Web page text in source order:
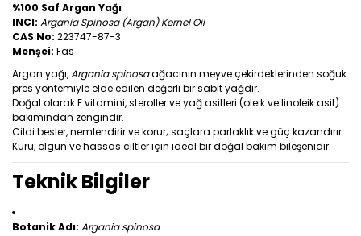
%100 Saf Argan Yağı
INCI: Argania Spinosa (Argan) Kernel Oil
CAS No: 223747-87-3
Menşei: Fas
Argan yağı,Argania spinosaağacının meyve çekirdeklerinden soğuk
pres yöntemiyle elde edilen değerli bir sabit yağdır.
Doğal olarak E vitamini, steroller ve yağ asitleri (oleik ve linoleik asit)
bakımından zengindir.
Cildi besler, nemlendirir ve korur; saçlara parlaklık ve güç kazandırır.
Kuru, olgun ve hassas ciltler için ideal bir doğal bakım bileşenidir.
Teknik Bilgiler
Botanik Adı: Argania spinosa